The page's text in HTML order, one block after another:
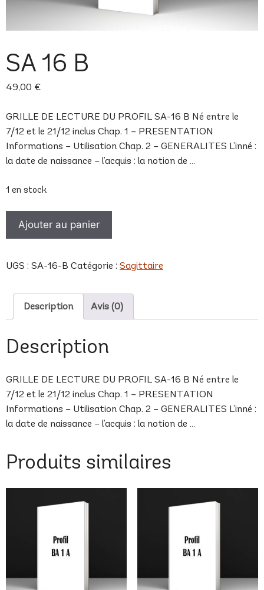
SA 16 B
49,00 €
GRILLE DE LECTURE DU PROFIL SA-16 B Né entre le
7/12 et le 21/12 inclus Chap. 1 – PRESENTATION
Informations – Utilisation Chap. 2 – GENERALITES L’inné :
la date de naissance – l’acquis : la notion de …
1 en stock
16
Ajouter au panier
UGS : SA-16-B Catégorie : Sagittaire
Description Avis (0)
Description
GRILLE DE LECTURE DU PROFIL SA-16 B Né entre le
7/12 et le 21/12 inclus Chap. 1 – PRESENTATION
Informations – Utilisation Chap. 2 – GENERALITES L’inné :
la date de naissance – l’acquis : la notion de …
Produits similaires